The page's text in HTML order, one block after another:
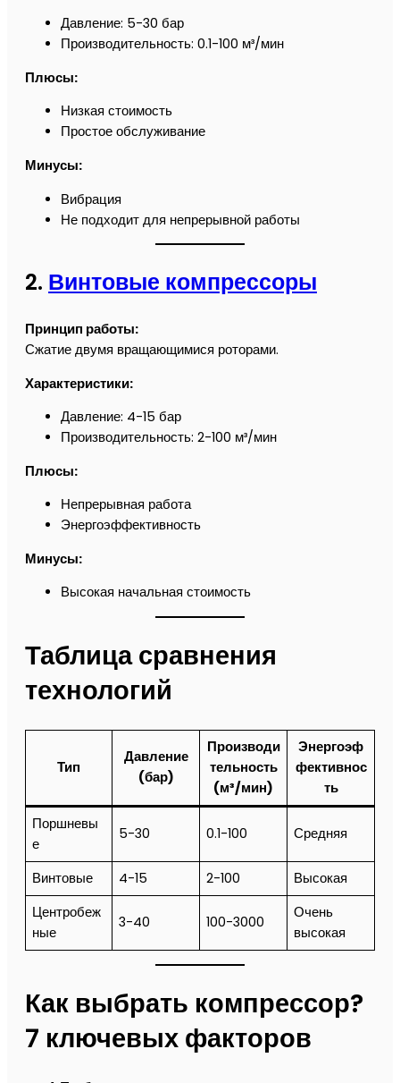
Давление: 5-30 бар
Производительность: 0.1-100 м³/мин
Плюсы:
Низкая стоимость
Простое обслуживание
Минусы:
Вибрация
Не подходит для непрерывной работы
2. Винтовые компрессоры
Принцип работы:
Сжатие двумя вращающимися роторами.
Характеристики:
Давление: 4-15 бар
Производительность: 2-100 м³/мин
Плюсы:
Непрерывная работа
Энергоэффективность
Минусы:
Высокая начальная стоимость
Таблица сравнения
технологий
Тип
Давление
(бар)
Производи
тельность
(м³/мин)
Энергоэф
фективнос
ть
Поршневы
е
5-30 0.1-100 Средняя
Винтовые 4-15 2-100
Высокая
Центробеж
ные
3-40 100-3000
Очень
высокая
Как выбрать компрессор?
7 ключевых факторов